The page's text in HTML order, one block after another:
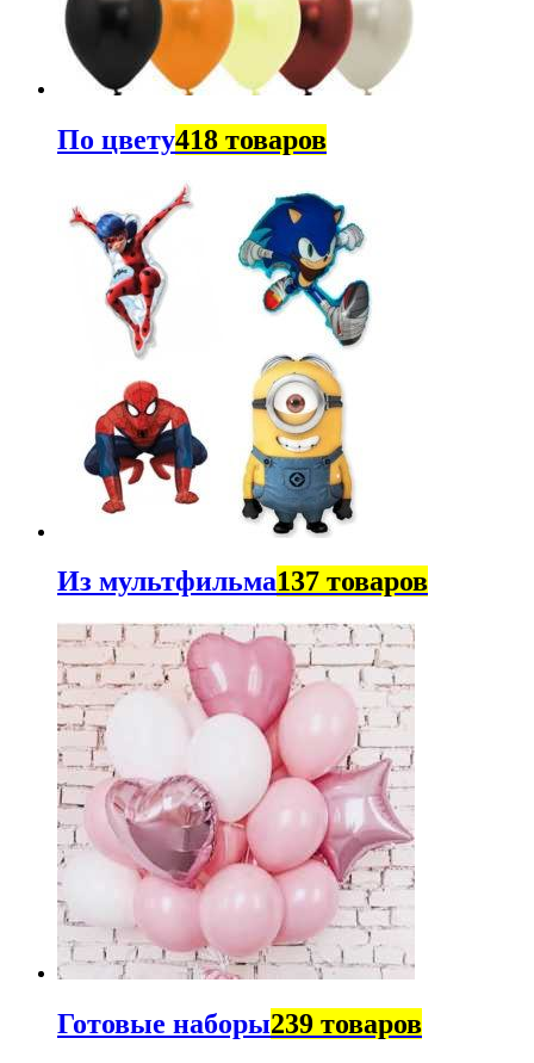
По цвету418 товаров
Из мультфильма137 товаров
Готовые наборы239 товаров